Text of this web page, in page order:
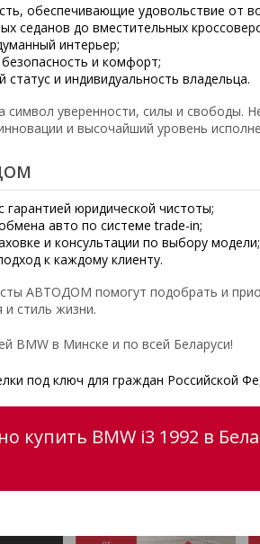
обеспечивающие удовольствие от
седанов до вместительных
интерьер;
и комфорт;
и индивидуальность владельца.
уверенности, силы и свободы.
и высочайший уровень
юридической чистоты;
авто по системе trade-in;
и консультации по выбору модели;
к каждому клиенту.
АВТОДОМ помогут подобрать и
стиль жизни.
BMW в Минске и по всей Беларуси!
под ключ для граждан Российской
купить BMW i3 1992 в